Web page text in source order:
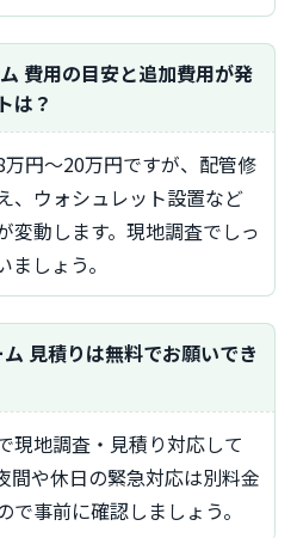
費用の目安と追加費用が発
は？
、ウォシュレット設置など
変動します。現地調査でしっ
しょう。
見積りは無料でお願いでき
間や休日の緊急対応は別料金
で事前に確認しましょう。